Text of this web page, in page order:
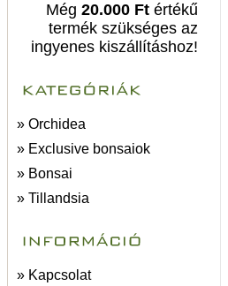
Még 20.000 Ft értékű
termék szükséges az
ingyenes kiszállításhoz!
» Orchidea
» Exclusive bonsaiok
» Bonsai
» Tillandsia
» Kapcsolat